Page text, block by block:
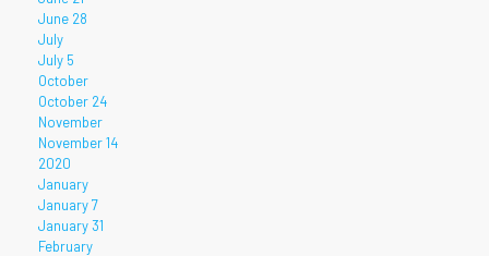
June 28
July
July 5
October
October 24
November
November 14
2020
January
January 7
January 31
February